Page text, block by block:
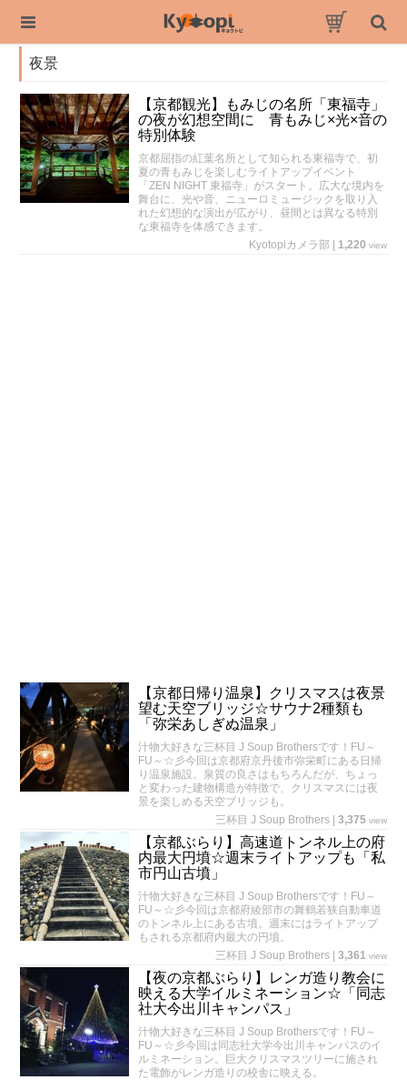
夜景
【京都観光】もみじの名所「東福寺」
の夜が幻想空間に 青もみじ×光×音の
特別体験
京都屈指の紅葉名所として知られる東福寺で、初
夏の青もみじを楽しむライトアップイベント
「ZEN NIGHT 東福寺」がスタート。広大な境内を
舞台に、光や音、ニューロミュージックを取り入
れた幻想的な演出が広がり、昼間とは異なる特別
な東福寺を体感できます。
Kyotopiカメラ部
1,220 view
【京都日帰り温泉】クリスマスは夜景
望む天空ブリッジ☆サウナ2種類も
「弥栄あしぎぬ温泉」
汁物大好きな三杯目 J Soup Brothersです！FU～
FU～☆彡今回は京都府京丹後市弥栄町にある日帰
り温泉施設。泉質の良さはもちろんだが、ちょっ
と変わった建物構造が特徴で、クリスマスには夜
景を楽しめる天空ブリッジも。
三杯目 J Soup Brothers
3,375 view
【京都ぶらり】高速道トンネル上の府
内最大円墳☆週末ライトアップも「私
市円山古墳」
汁物大好きな三杯目 J Soup Brothersです！FU～
FU～☆彡今回は京都府綾部市の舞鶴若狭自動車道
のトンネル上にある古墳。週末にはライトアップ
もされる京都府内最大の円墳。
三杯目 J Soup Brothers
3,361 view
【夜の京都ぶらり】レンガ造り教会に
映える大学イルミネーション☆「同志
社大今出川キャンパス」
汁物大好きな三杯目 J Soup Brothersです！FU～
FU～☆彡今回は同志社大学今出川キャンパスのイ
ルミネーション。巨大クリスマスツリーに施され
た電飾がレンガ造りの校舎に映える。